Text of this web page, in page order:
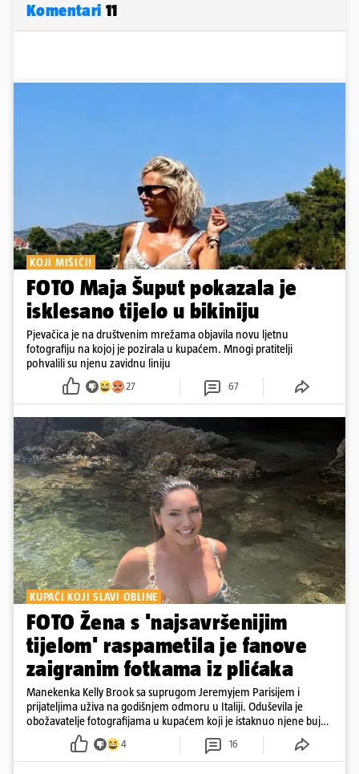
Komentari 11
KOJI MIŠIĆI!
FOTO Maja Šuput pokazala je
isklesano tijelo u bikiniju
Pjevačica je na društvenim mrežama objavila novu ljetnu
fotografiju na kojoj je pozirala u kupaćem. Mnogi pratitelji
pohvalili su njenu zavidnu liniju
27 67
KUPAĆI KOJI SLAVI OBLINE
FOTO Žena s 'najsavršenijim
tijelom' raspametila je fanove
zaigranim fotkama iz plićaka
Manekenka Kelly Brook sa suprugom Jeremyjem Parisijem i
prijateljima uživa na godišnjem odmoru u Italiji. Oduševila je
obožavatelje fotografijama u kupaćem koji je istaknuo njene bujne
4 16